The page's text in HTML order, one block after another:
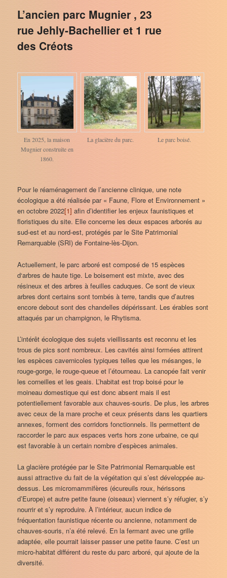
L’ancien parc Mugnier , 23
rue Jehly-Bachellier et 1 rue
des Créots
En 2025, la maison
Mugnier construite en
1860.
La glacière du parc. Le parc boisé.
Pour le réaménagement de l’ancienne clinique, une note
écologique a été réalisée par « Faune, Flore et Environnement »
en octobre 2022[1] afin d’identifier les enjeux faunistiques et
floristiques du site. Elle concerne les deux espaces arborés au
sud-est et au nord-est, protégés par le Site Patrimonial
Remarquable (SRI) de Fontaine-lès-Dijon.
Actuellement, le parc arboré est composé de 15 espèces
d‘arbres de haute tige. Le boisement est mixte, avec des
résineux et des arbres à feuilles caduques. Ce sont de vieux
arbres dont certains sont tombés à terre, tandis que d’autres
encore debout sont des chandelles dépérissant. Les érables sont
attaqués par un champignon, le Rhytisma.
L’intérêt écologique des sujets vieillissants est reconnu et les
trous de pics sont nombreux. Les cavités ainsi formées attirent
les espèces cavernicoles typiques telles que les mésanges, le
rouge-gorge, le rouge-queue et l’étourneau. La canopée fait venir
les corneilles et les geais. L’habitat est trop boisé pour le
moineau domestique qui est donc absent mais il est
potentiellement favorable aux chauves-souris. De plus, les arbres
avec ceux de la mare proche et ceux présents dans les quartiers
annexes, forment des corridors fonctionnels. Ils permettent de
raccorder le parc aux espaces verts hors zone urbaine, ce qui
est favorable à un certain nombre d’espèces animales.
La glacière protégée par le Site Patrimonial Remarquable est
aussi attractive du fait de la végétation qui s’est développée au-
dessus. Les micromammifères (écureuils roux, hérissons
d’Europe) et autre petite faune (oiseaux) viennent s’y réfugier, s’y
nourrir et s’y reproduire. À l’intérieur, aucun indice de
fréquentation faunistique récente ou ancienne, notamment de
chauves-souris, n’a été relevé. En la fermant avec une grille
adaptée, elle pourrait laisser passer une petite faune. C’est un
micro-habitat différent du reste du parc arboré, qui ajoute de la
diversité.